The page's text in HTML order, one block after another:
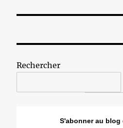
Rechercher
S'abonner au blog